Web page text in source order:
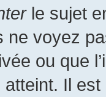
le sujet
ne voyez
ou que
atteint. Il